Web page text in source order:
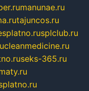
manunae.ru
tajuncos.ru
splclub.ru
cleanmedicine.ru
seks-365.ru